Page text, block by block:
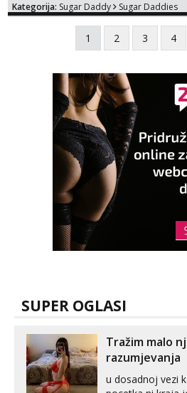
Kategorija: Sugar Daddy Sugar Daddies
1 2 3 4
SUPER OGLASI
Tražim malo
razumjevanja
u dosadnoj vezi